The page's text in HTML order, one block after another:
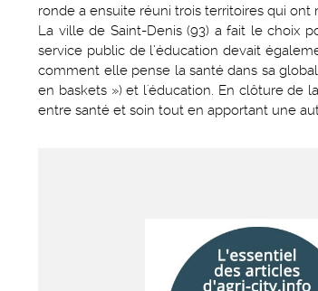
ronde a ensuite réuni trois territoires qui
La ville de Saint-Denis (93) a fait le choix
service public de l’éducation devait
comment elle pense la santé dans sa
en baskets ») et l'éducation. En clôture de
entre santé et soin tout en apportant une